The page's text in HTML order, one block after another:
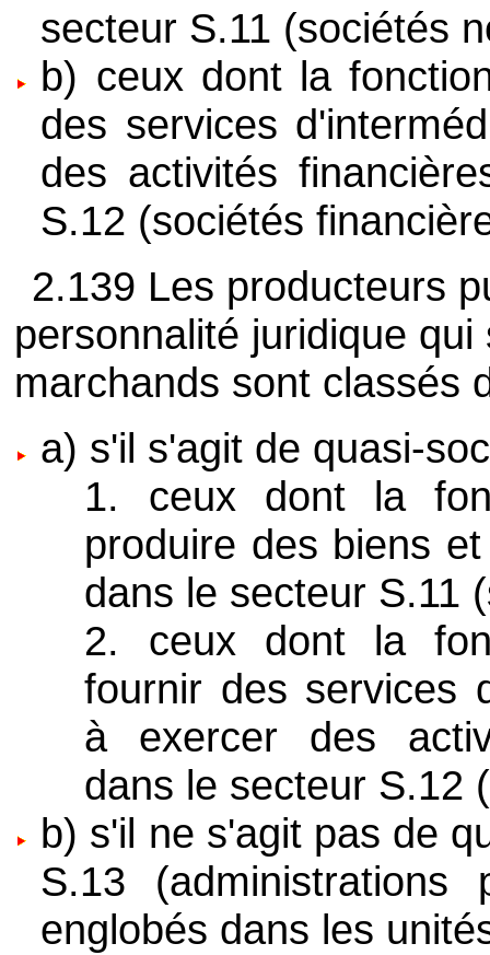
secteur S.11 (sociétés
b) ceux dont la
des services
des activités
S.12 (sociétés
2.139 Les producteurs
personnalité juridique
marchands sont classés
a) s'il s'agit de quasi-
1. ceux dont la
produire des biens
dans le secteur S.11
2. ceux dont la
fournir des services
à exercer des
dans le secteur S.12
b) s'il ne s'agit pas de
S.13 (administrations
englobés dans les